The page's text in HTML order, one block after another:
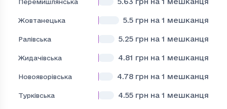
Жовтанецька 5.5 грн на 1 мешканця
Ралівська 5.25 грн на 1 мешканця
Жидачівська 4.81 грн на 1 мешканця
Новояворівська 4.78 грн на 1 мешканця
Турківська 4.55 грн на 1 мешканця